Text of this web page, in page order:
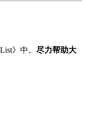
》中。 尽力帮助大